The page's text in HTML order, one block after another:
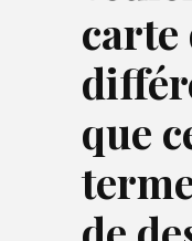
carte
que